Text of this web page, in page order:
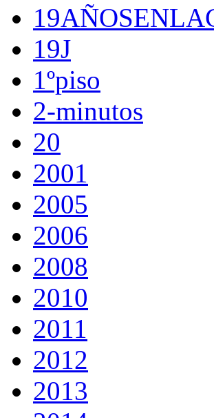
19J
1ºpiso
2-minutos
20
2001
2005
2006
2008
2010
2011
2012
2013